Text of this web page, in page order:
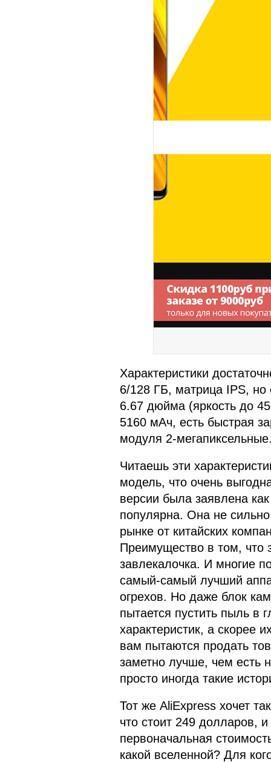
Характеристики
6/128 ГБ, матрица IPS, но
6.67 дюйма (яркость до
5160 мАч, есть быстрая
модуля 2-
Читаешь эти
модель, что очень
версии была заявлена
популярна. Она не
рынке от китайских
Преимущество в том, что
завлекалочка. И многие
самый-самый лучший
огрехов. Но даже блок
пытается пустить пыль в
характеристик, а скорее
вам пытаются продать
заметно лучше, чем есть
просто иногда такие
Тот же AliExpress хочет
что стоит 249 долларов,
первоначальная
какой вселенной? Для